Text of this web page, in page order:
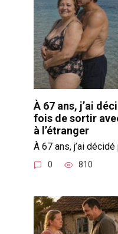
À 67 ans, j’ai
fois de sortir
à l’étranger
À 67 ans, j’ai
0 810